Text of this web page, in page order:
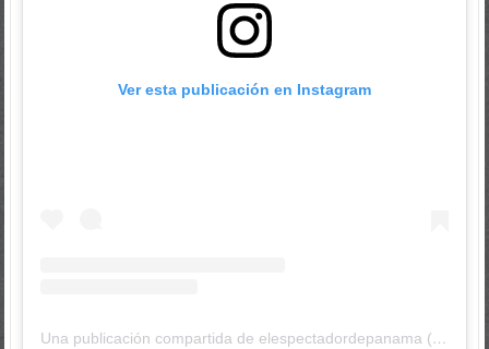
Ver esta publicación en Instagram
Una publicación compartida de elespectadordepanama (@elespectadordepanama)